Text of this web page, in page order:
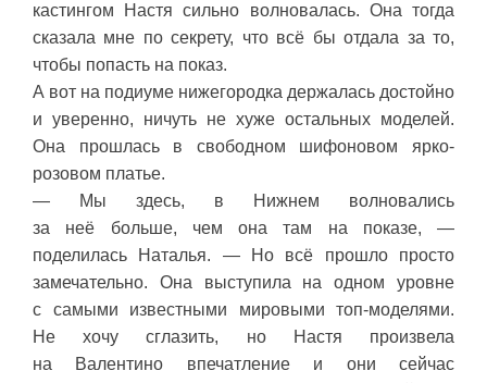
кастингом Настя сильно волновалась. Она тогда
сказала мне по секрету, что всё бы отдала за то,
чтобы попасть на показ.
А вот на подиуме нижегородка держалась достойно
и уверенно, ничуть не хуже остальных моделей.
Она прошлась в свободном шифоновом ярко-
розовом платье.
— Мы здесь, в Нижнем волновались
за неё больше, чем она там на показе, —
поделилась Наталья. — Но всё прошло просто
замечательно. Она выступила на одном уровне
с самыми известными мировыми топ-моделями.
Не хочу сглазить, но Настя произвела
на Валентино впечатление и они сейчас